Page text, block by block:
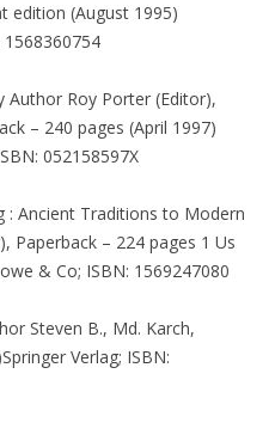
edition (August 1995)
Author Roy Porter (Editor),
– 240 pages (April 1997)
052158597X
: Ancient Traditions to Modern
Paperback – 224 pages 1 Us
& Co; ISBN: 1569247080
Steven B., Md. Karch,
Verlag; ISBN: